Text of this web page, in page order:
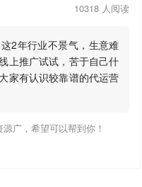
10318 人阅读
2年行业不景气，生意难
上推广试试，苦于自己什
家有认识较靠谱的代运营
广，希望可以帮到你！